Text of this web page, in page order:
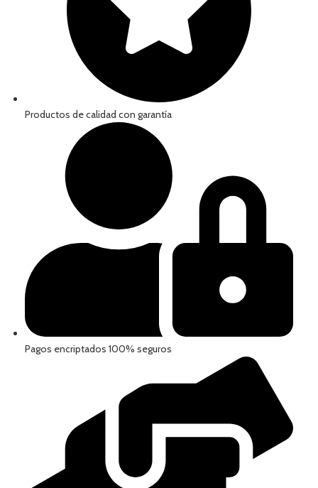
Productos de calidad con garantía
Pagos encriptados 100% seguros